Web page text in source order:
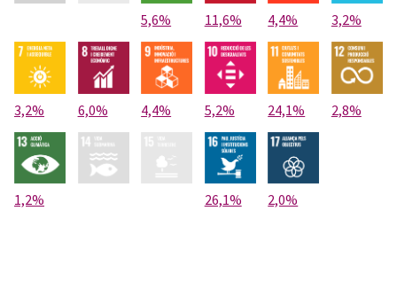
5,6% 11,6% 4,4% 3,2%
3,2% 6,0% 4,4% 5,2% 24,1% 2,8%
1,2% 26,1% 2,0%